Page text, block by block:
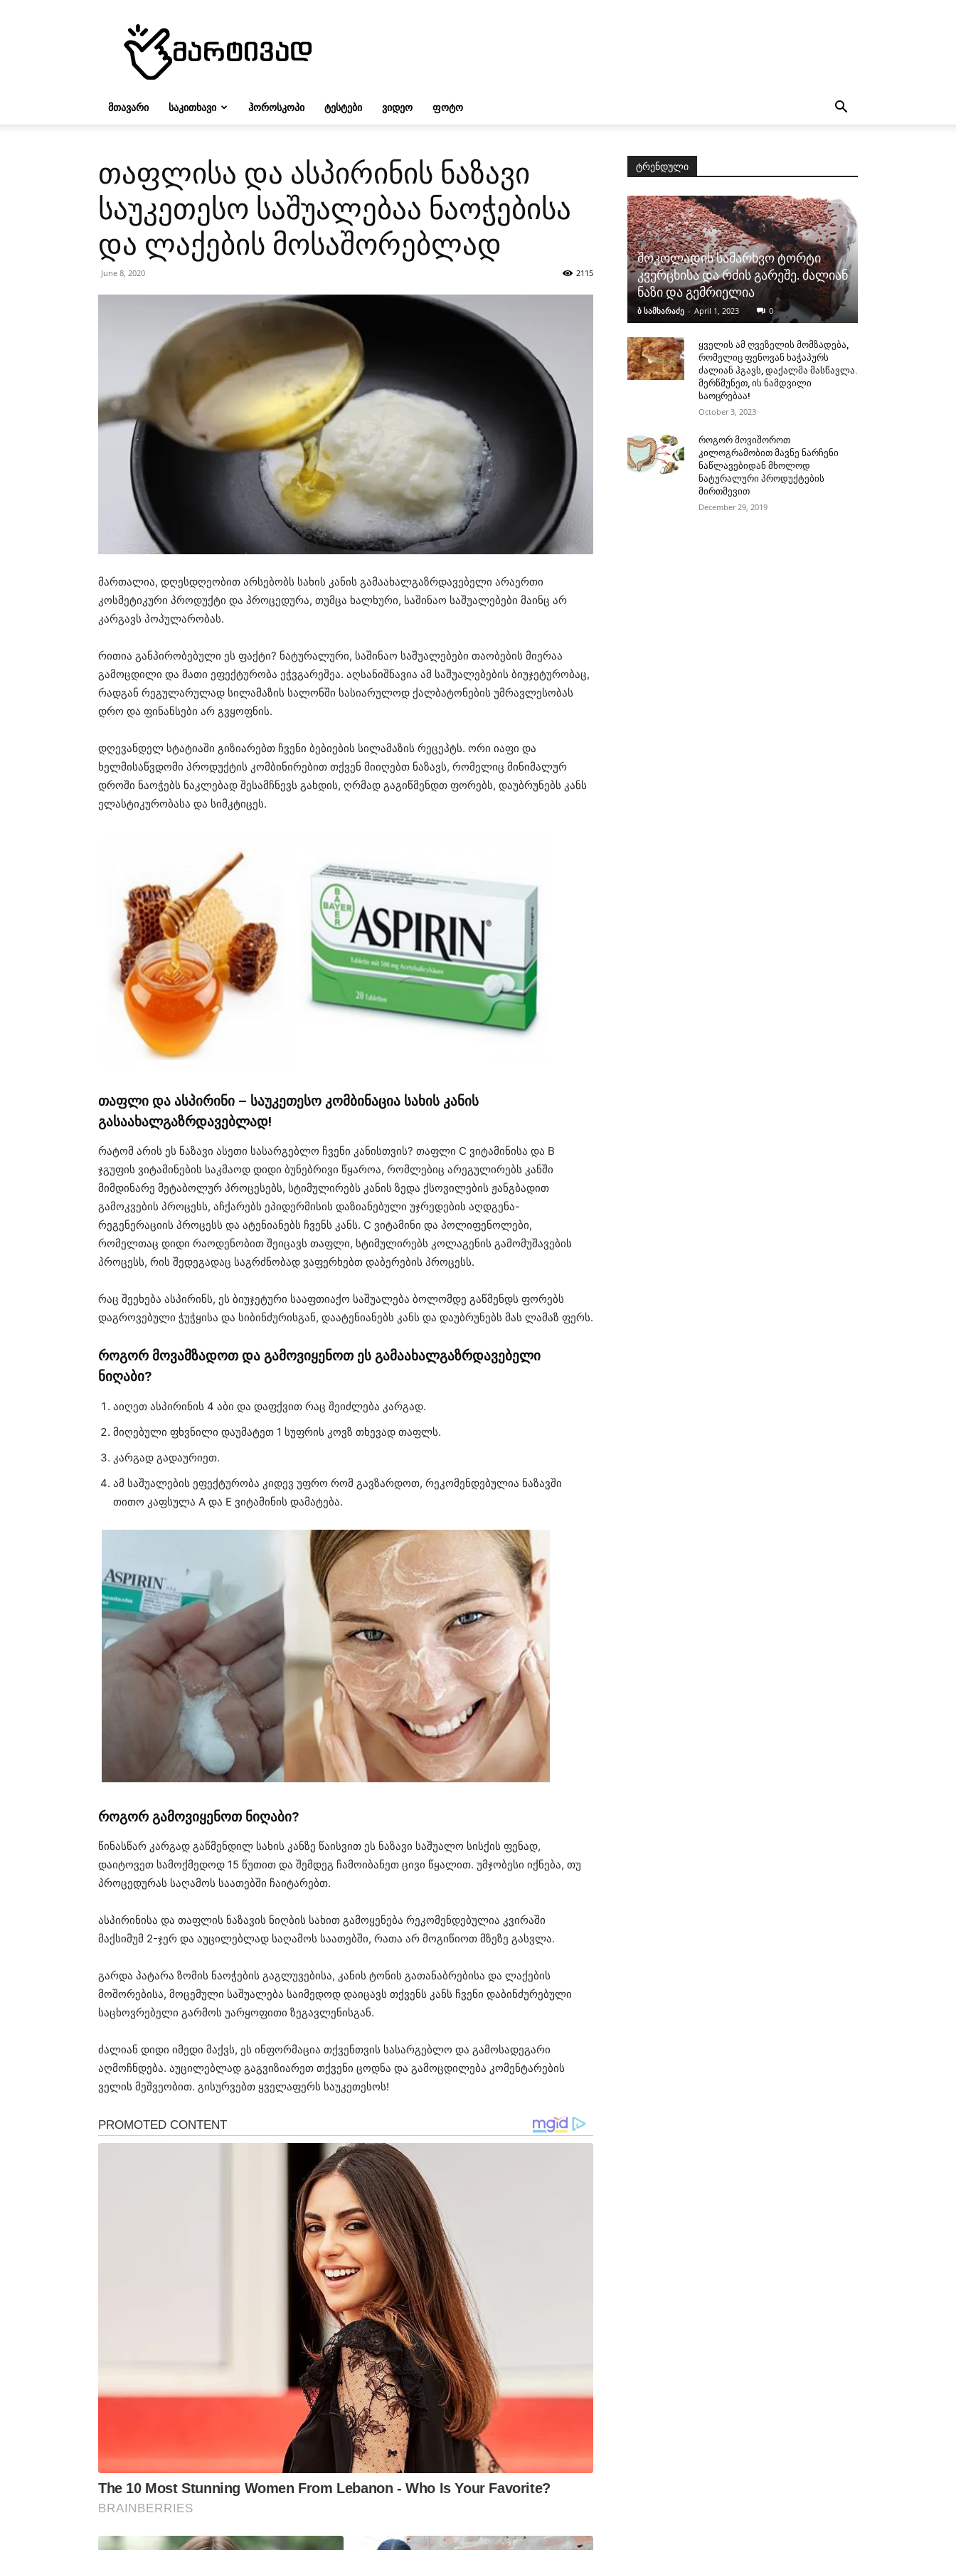
ᲛᲗᲐᲕᲐᲠᲘ ᲡᲐᲙᲘᲗᲮᲐᲕᲘ ᲰᲝᲠᲝᲡᲙᲝᲞᲘ ᲢᲔᲡᲢᲔᲑᲘ ᲕᲘᲓᲔᲝ ᲤᲝᲢᲝ
თაფლისა და ასპირინის ნაზავი
საუკეთესო საშუალებაა ნაოჭებისა
და ლაქების მოსაშორებლად
June 8, 2020 2115
მართალია, დღესდღეობით არსებობს სახის კანის გამაახალგაზრდავებელი არაერთი
კოსმეტიკური პროდუქტი და პროცედურა, თუმცა ხალხური, საშინაო საშუალებები მაინც არ
კარგავს პოპულარობას.
რითია განპირობებული ეს ფაქტი? ნატურალური, საშინაო საშუალებები თაობების მიერაა
გამოცდილი და მათი ეფექტურობა ეჭვგარეშეა. აღსანიშნავია ამ საშუალებების ბიუჯეტურობაც,
რადგან რეგულარულად სილამაზის სალონში სასიარულოდ ქალბატონების უმრავლესობას
დრო და ფინანსები არ გვყოფნის.
დღევანდელ სტატიაში გიზიარებთ ჩვენი ბებიების სილამაზის რეცეპტს. ორი იაფი და
ხელმისაწვდომი პროდუქტის კომბინირებით თქვენ მიიღებთ ნაზავს, რომელიც მინიმალურ
დროში ნაოჭებს ნაკლებად შესამჩნევს გახდის, ღრმად გაგიწმენდთ ფორებს, დაუბრუნებს კანს
ელასტიკურობასა და სიმკტიცეს.
თაფლი და ასპირინი – საუკეთესო კომბინაცია სახის კანის
გასაახალგაზრდავებლად!
რატომ არის ეს ნაზავი ასეთი სასარგებლო ჩვენი კანისთვის? თაფლი C ვიტამინისა და B
ჯგუფის ვიტამინების საკმაოდ დიდი ბუნებრივი წყაროა, რომლებიც არეგულირებს კანში
მიმდინარე მეტაბოლურ პროცესებს, სტიმულირებს კანის ზედა ქსოვილების ჟანგბადით
გამოკვების პროცესს, აჩქარებს ეპიდერმისის დაზიანებული უჯრედების აღდგენა-
რეგენერაციის პროცესს და ატენიანებს ჩვენს კანს. C ვიტამინი და პოლიფენოლები,
რომელთაც დიდი რაოდენობით შეიცავს თაფლი, სტიმულირებს კოლაგენის გამომუშავების
პროცესს, რის შედეგადაც საგრძნობად ვაფერხებთ დაბერების პროცესს.
რაც შეეხება ასპირინს, ეს ბიუჯეტური სააფთიაქო საშუალება ბოლომდე გაწმენდს ფორებს
დაგროვებული ჭუჭყისა და სიბინძურისგან, დაატენიანებს კანს და დაუბრუნებს მას ლამაზ ფერს.
როგორ მოვამზადოთ და გამოვიყენოთ ეს გამაახალგაზრდავებელი
ნიღაბი?
აიღეთ ასპირინის 4 აბი და დაფქვით რაც შეიძლება კარგად.
მიღებული ფხვნილი დაუმატეთ 1 სუფრის კოვზ თხევად თაფლს.
კარგად გადაურიეთ.
ამ საშუალების ეფექტურობა კიდევ უფრო რომ გავზარდოთ, რეკომენდებულია ნაზავში
თითო კაფსულა A და E ვიტამინის დამატება.
როგორ გამოვიყენოთ ნიღაბი?
წინასწარ კარგად გაწმენდილ სახის კანზე წაისვით ეს ნაზავი საშუალო სისქის ფენად,
დაიტოვეთ სამოქმედოდ 15 წუთით და შემდეგ ჩამოიბანეთ ცივი წყალით. უმჯობესი იქნება, თუ
პროცედურას საღამოს საათებში ჩაიტარებთ.
ასპირინისა და თაფლის ნაზავის ნიღბის სახით გამოყენება რეკომენდებულია კვირაში
მაქსიმუმ 2-ჯერ და აუცილებლად საღამოს საათებში, რათა არ მოგიწიოთ მზეზე გასვლა.
გარდა პატარა ზომის ნაოჭების გაგლუვებისა, კანის ტონის გათანაბრებისა და ლაქების
მოშორებისა, მოცემული საშუალება საიმედოდ დაიცავს თქვენს კანს ჩვენი დაბინძურებული
საცხოვრებელი გარმოს უარყოფითი ზეგავლენისგან.
ძალიან დიდი იმედი მაქვს, ეს ინფორმაცია თქვენთვის სასარგებლო და გამოსადეგარი
აღმოჩნდება. აუცილებლად გაგვიზიარეთ თქვენი ცოდნა და გამოცდილება კომენტარების
ველის მეშვეობით. გისურვებთ ყველაფერს საუკეთესოს!
ტრენდული
შოკოლადის სამარხვო ტორტი
კვერცხისა და რძის გარეშე. ძალიან
ნაზი და გემრიელია
ბ სამხარაძე - April 1, 2023 0
ყველის ამ ღვეზელის მომზადება,
რომელიც ფენოვან ხაჭაპურს
ძალიან ჰგავს, დაქალმა მასწავლა.
მერწმუნეთ, ის ნამდვილი
საოცრებაა!
October 3, 2023
როგორ მოვიშოროთ
კილოგრამობით მავნე ნარჩენი
ნაწლავებიდან მხოლოდ
ნატურალური პროდუქტების
მირთმევით
December 29, 2019